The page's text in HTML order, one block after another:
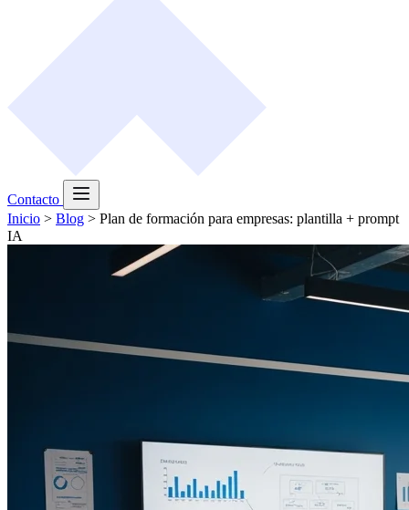
Contacto
Inicio > Blog > Plan de formación para empresas: plantilla + prompt
IA